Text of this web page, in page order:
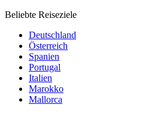
Beliebte Reiseziele
Deutschland
Österreich
Spanien
Portugal
Italien
Marokko
Mallorca